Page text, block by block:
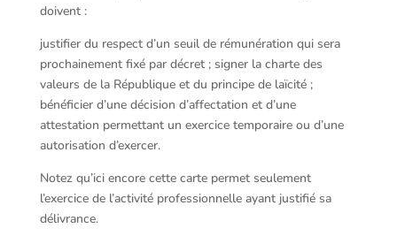
doivent :
justifier du respect d’un seuil de rémunération qui sera
prochainement fixé par décret ; signer la charte des
valeurs de la République et du principe de laïcité ;
bénéficier d’une décision d’affectation et d’une
attestation permettant un exercice temporaire ou d’une
autorisation d’exercer.
Notez qu’ici encore cette carte permet seulement
l’exercice de l’activité professionnelle ayant justifié sa
délivrance.